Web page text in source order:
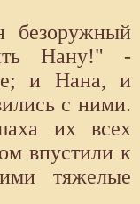
Нану!" -
и Нана, и
с ними.
их всех
впустили к
тяжелые